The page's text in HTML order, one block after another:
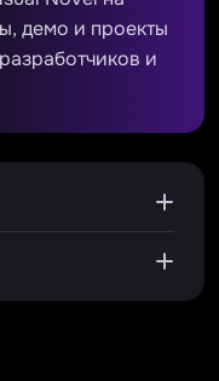
демо и проекты
и